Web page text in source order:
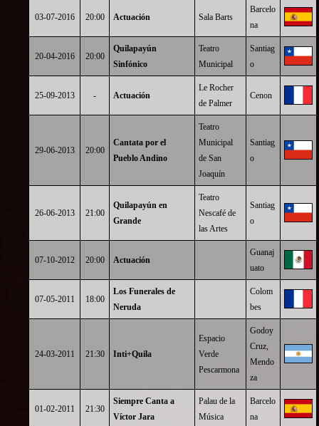
03-07-2016 20:00 Actuación Sala Barts
Barcelo
na
20-04-2016 20:00
Quilapayún
Sinfónico
Teatro
Municipal
Santiag
o
25-09-2013 - Actuación
Le Rocher
de Palmer
Cenon
29-06-2013 20:00
Cantata por el
Pueblo Andino
Teatro
Municipal
de San
Joaquín
Santiag
o
26-06-2013 21:00
Quilapayún en
Grande
Teatro
Nescafé de
las Artes
Santiag
o
07-10-2012 20:00 Actuación
Guanaj
uato
07-05-2011 18:00
Los Funerales de
Neruda
Colom
bes
24-03-2011 21:30 Inti+Quila
Espacio
Verde
Pescarmona
Godoy
Cruz,
Mendo
za
01-02-2011 21:30
Siempre Canta a
Víctor Jara
Palau de la
Música
Barcelo
na